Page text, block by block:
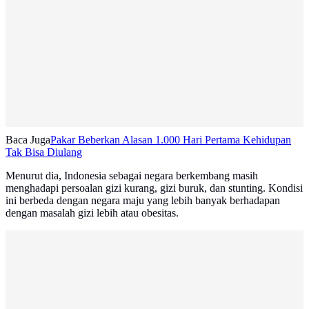
Baca JugaPakar Beberkan Alasan 1.000 Hari Pertama Kehidupan
Tak Bisa Diulang
Menurut dia, Indonesia sebagai negara berkembang masih
menghadapi persoalan gizi kurang, gizi buruk, dan stunting. Kondisi
ini berbeda dengan negara maju yang lebih banyak berhadapan
dengan masalah gizi lebih atau obesitas.